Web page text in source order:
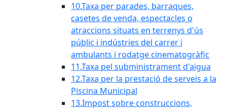
10.Taxa per parades, barraques,
casetes de venda, espectacles o
atraccions situats en terrenys d'ús
públic i indústries del carrer i
ambulants i rodatge cinematogràfic
11.Taxa pel subministrament d'aigua
12.Taxa per la prestació de serveis a la
Piscina Municipal
13.Impost sobre construccions,